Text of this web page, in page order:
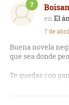
Boisan
El
7
7 de
Buena novela
que sea donde
Te quedas con
(especialmente